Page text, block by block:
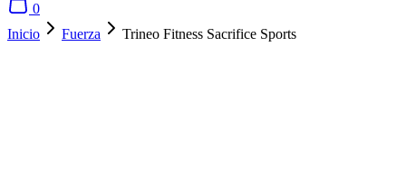
0
Inicio
Fuerza Trineo Fitness Sacrifice Sports